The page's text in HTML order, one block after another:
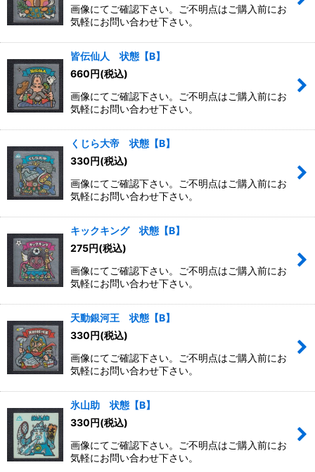
画像にてご確認下さい。ご不明点はご購入前にお
気軽にお問い合わせ下さい。
皆伝仙人 状態【B】
660円(税込)
画像にてご確認下さい。ご不明点はご購入前にお
気軽にお問い合わせ下さい。
くじら大帝 状態【B】
330円(税込)
画像にてご確認下さい。ご不明点はご購入前にお
気軽にお問い合わせ下さい。
キックキング 状態【B】
275円(税込)
画像にてご確認下さい。ご不明点はご購入前にお
気軽にお問い合わせ下さい。
天動銀河王 状態【B】
330円(税込)
画像にてご確認下さい。ご不明点はご購入前にお
気軽にお問い合わせ下さい。
氷山助 状態【B】
330円(税込)
画像にてご確認下さい。ご不明点はご購入前にお
気軽にお問い合わせ下さい。